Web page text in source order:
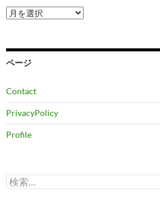
ア
ー
ブ
ページ
Contact
PrivacyPolicy
Profile
検
索: